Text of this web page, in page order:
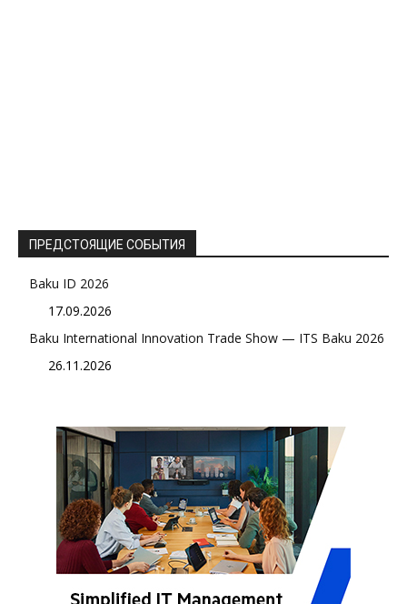
ПРЕДСТОЯЩИЕ СОБЫТИЯ
Baku ID 2026
17.09.2026
Baku International Innovation Trade Show — ITS Baku 2026
26.11.2026